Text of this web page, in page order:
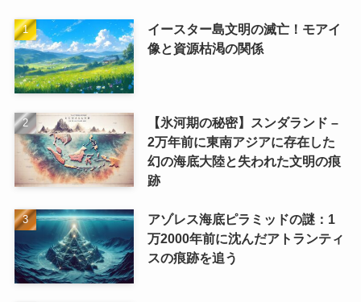
イースター島文明の滅亡！モアイ
像と資源枯渇の関係
【氷河期の秘密】スンダランド –
2万年前に東南アジアに存在した
幻の海底大陸と失われた文明の痕
跡
アゾレス海底ピラミッドの謎：1
万2000年前に沈んだアトランティ
スの痕跡を追う